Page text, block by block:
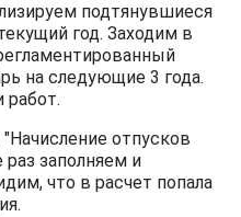
подтянувшиеся
год. Заходим в
на следующие 3 года.
работ.
отпусков
заполняем и
что в расчет попала